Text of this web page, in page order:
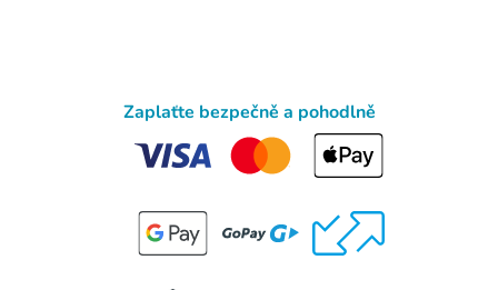
Zaplaťte bezpečně a pohodlně